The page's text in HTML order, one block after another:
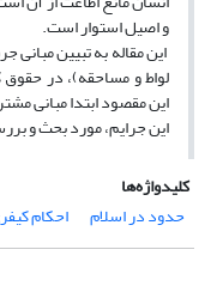
و اصیل استوار است.
این مقاله به تبیین
لواط و مساحقه)، در
این مقصود ابتدا مبانی
این جرایم، مورد بحث و
کلیدواژه‌ها
حدود در اسلام
احکام